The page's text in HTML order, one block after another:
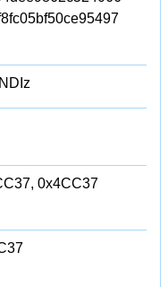
0x4CC37